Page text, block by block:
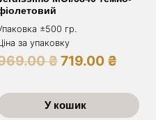
±500 гр.
за упаковку
₴Оригінальна
969.00 ₴.
719.00 ₴
У кошик